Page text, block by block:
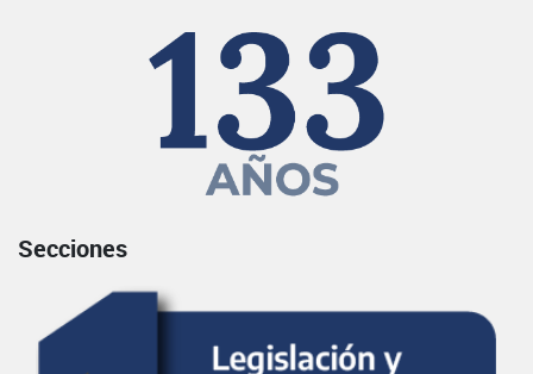
Secciones